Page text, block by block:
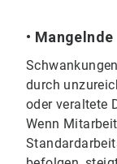
•
durch
oder veraltete
Wenn